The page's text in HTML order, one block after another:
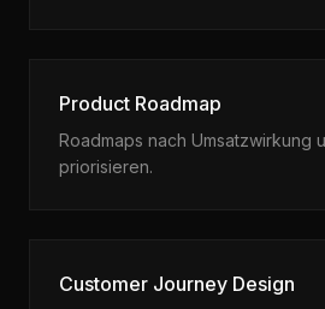
Product Roadmap
Roadmaps nach Umsatzwirkung
priorisieren.
Customer Journey Design